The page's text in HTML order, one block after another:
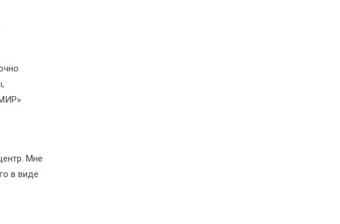
Мне
в виде